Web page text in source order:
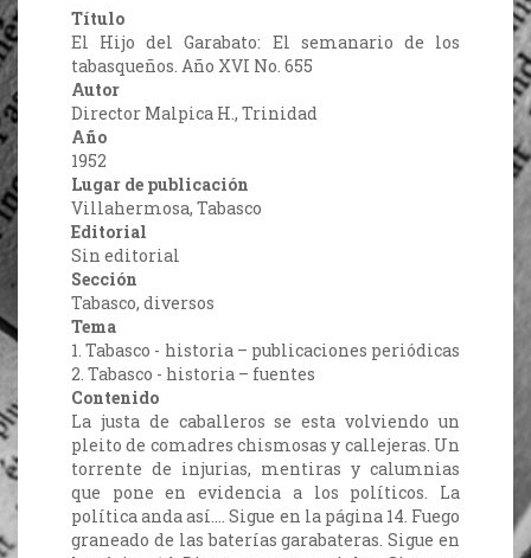
Título
El Hijo del Garabato: El semanario de los
tabasqueños. Año XVI No. 655
Autor
Director Malpica H., Trinidad
Año
1952
Lugar de publicación
Villahermosa, Tabasco
Editorial
Sin editorial
Sección
Tabasco, diversos
Tema
1. Tabasco - historia – publicaciones periódicas
2. Tabasco - historia – fuentes
Contenido
La justa de caballeros se esta volviendo un
pleito de comadres chismosas y callejeras. Un
torrente de injurias, mentiras y calumnias
que pone en evidencia a los políticos. La
política anda así…. Sigue en la página 14. Fuego
graneado de las baterías garabateras. Sigue en